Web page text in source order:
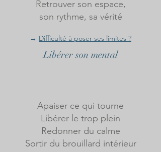
Retrouver son espace,
son rythme, sa vérité
​→ Difficulté à poser ses limites ?
Libérer son mental
Apaiser ce qui tourne
Libérer le trop plein
Redonner du calme
Sortir du brouillard intérieur